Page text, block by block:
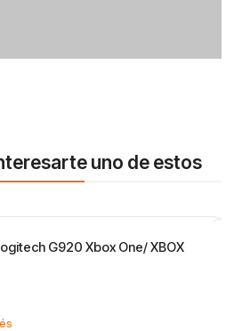
uno de estos
G920 Xbox One/ XBOX